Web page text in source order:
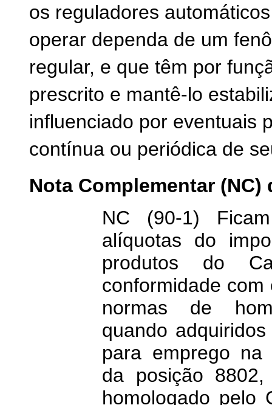
os reguladores
operar dependa de um
regular, e que têm por
prescrito e mantê-lo
influenciado por eventuais
contínua ou periódica de
Nota Complementar (NC)
NC (90-1)
alíquotas do
produtos do
conformidade
normas de
quando
para emprego na
da posição
homologado pelo